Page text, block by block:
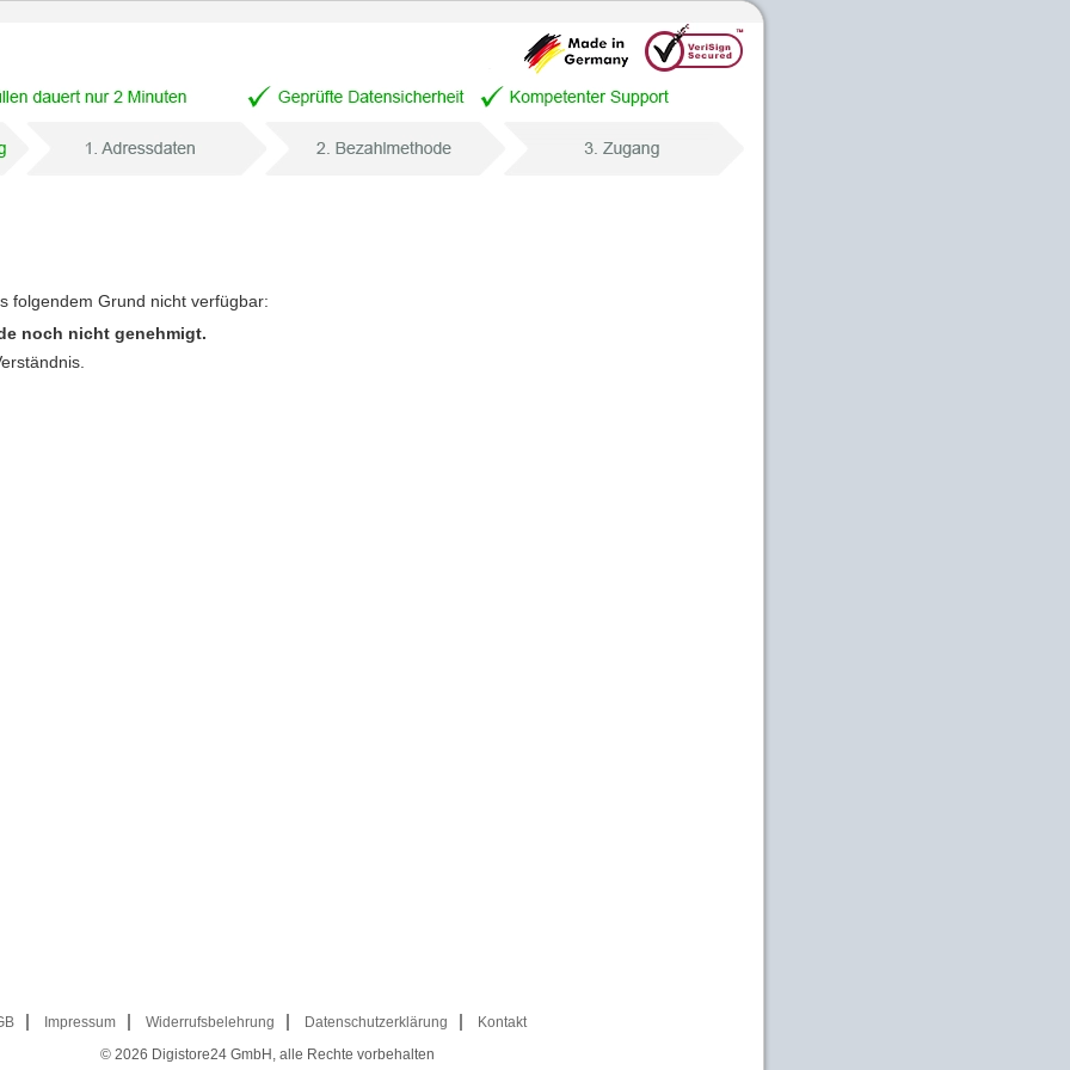
folgendem Grund nicht verfügbar:
noch nicht genehmigt.
Impressum Widerrufsbelehrung Datenschutzerklärung
Kontakt
© 2026 Digistore24 GmbH, alle Rechte vorbehalten